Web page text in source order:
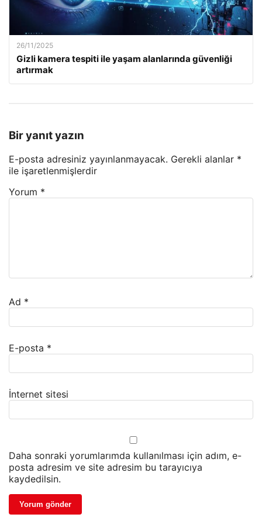
26/11/2025
Gizli kamera tespiti ile yaşam alanlarında güvenliği
artırmak
Bir yanıt yazın
E-posta adresiniz yayınlanmayacak. Gerekli alanlar *
ile işaretlenmişlerdir
Yorum *
Ad *
E-posta *
İnternet sitesi
Daha sonraki yorumlarımda kullanılması için adım, e-
posta adresim ve site adresim bu tarayıcıya
kaydedilsin.